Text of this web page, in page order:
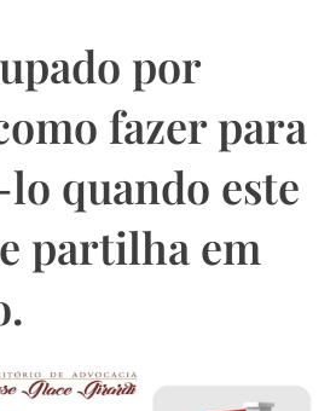
por
fazer para
quando este
partilha em